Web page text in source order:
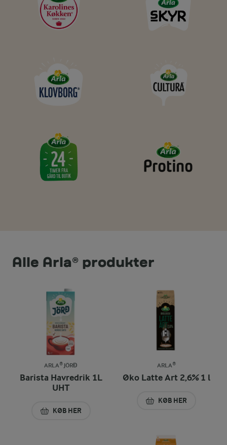
Alle Arla® produkter
ARLA® JÖRĐ
Barista Havredrik 1L
UHT
KØB HER
BARISTA HAVREDRIK 1L UHT
ARLA®
Øko Latte Art 2,6% 1 l
KØB HER
ØKO LATTE ART